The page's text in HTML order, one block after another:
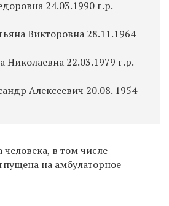
24.03.1990 г.р.
Викторовна 28.11.1964
Николаевна 22.03.1979 г.р.
Алексеевич 20.08. 1954
в том числе
на амбулаторное